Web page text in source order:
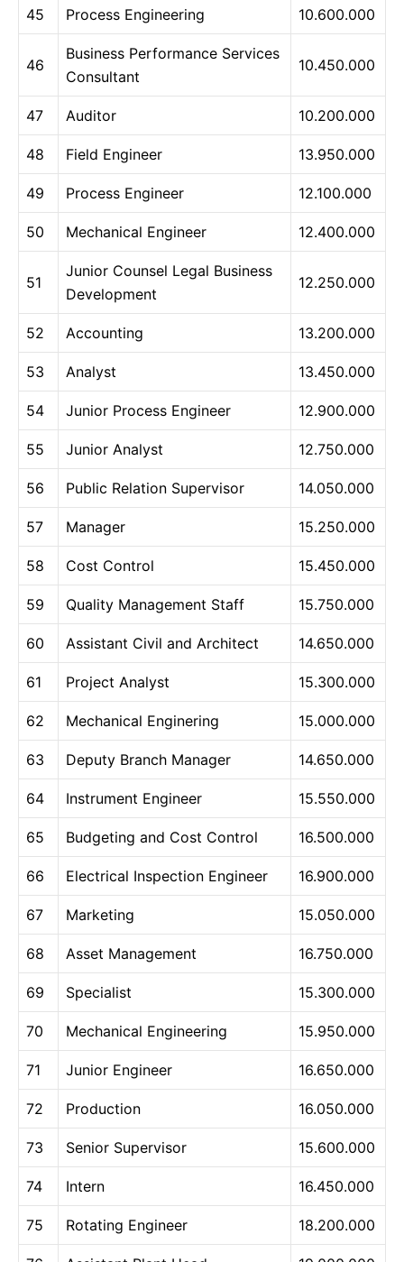
45 Process Engineering 10.600.000
46
Business Performance Services
Consultant
10.450.000
47 Auditor 10.200.000
48 Field Engineer 13.950.000
49 Process Engineer 12.100.000
50 Mechanical Engineer 12.400.000
51
Junior Counsel Legal Business
Development
12.250.000
52 Accounting 13.200.000
53 Analyst 13.450.000
54 Junior Process Engineer 12.900.000
55 Junior Analyst 12.750.000
56 Public Relation Supervisor 14.050.000
57 Manager 15.250.000
58 Cost Control 15.450.000
59 Quality Management Staff 15.750.000
60 Assistant Civil and Architect 14.650.000
61 Project Analyst 15.300.000
62 Mechanical Enginering 15.000.000
63 Deputy Branch Manager 14.650.000
64 Instrument Engineer 15.550.000
65 Budgeting and Cost Control 16.500.000
66 Electrical Inspection Engineer 16.900.000
67 Marketing 15.050.000
68 Asset Management 16.750.000
69 Specialist 15.300.000
70 Mechanical Engineering 15.950.000
71 Junior Engineer 16.650.000
72 Production 16.050.000
73 Senior Supervisor 15.600.000
74 Intern 16.450.000
75 Rotating Engineer 18.200.000